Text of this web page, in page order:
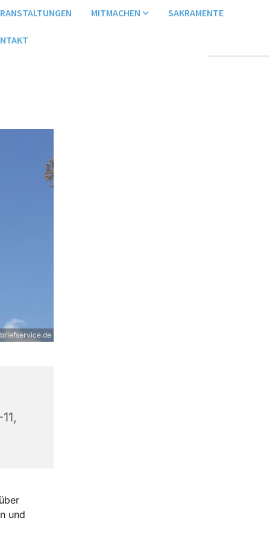
MITMACHEN SAKRAMENTE
und